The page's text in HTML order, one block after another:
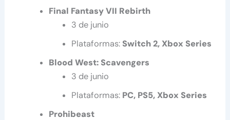
Final Fantasy VII Rebirth
3 de junio
Plataformas: Switch 2, Xbox Series
Blood West: Scavengers
3 de junio
Plataformas: PC, PS5, Xbox Series
Prohibeast